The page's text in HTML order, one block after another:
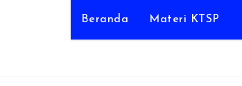
Beranda Materi KTSP